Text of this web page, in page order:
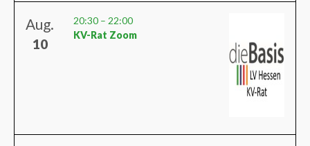
Aug.
10
20:30 – 22:00
KV-Rat Zoom